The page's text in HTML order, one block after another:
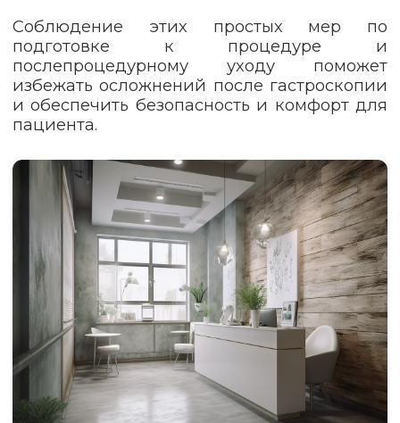
Соблюдение этих простых мер по
подготовке к процедуре и
послепроцедурному уходу поможет
избежать осложнений после гастроскопии
и обеспечить безопасность и комфорт для
пациента.